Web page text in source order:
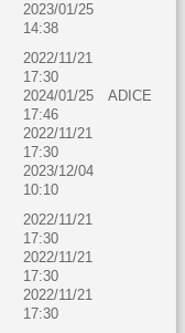
2023/01/25
14:38
2022/11/21
17:30
2024/01/25
17:46
ADICE
2022/11/21
17:30
2023/12/04
10:10
2022/11/21
17:30
2022/11/21
17:30
2022/11/21
17:30